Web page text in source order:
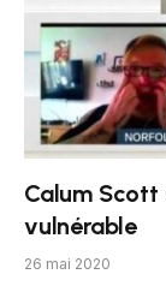
Calum Scott
vulnérable
26 mai 2020